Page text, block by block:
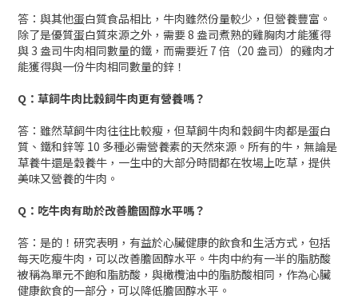
答：與其他蛋白質食品相比，牛肉雖然份量較少，但營養豐富。
除了是優質蛋白質來源之外，需要 8 盎司煮熟的雞胸肉才能獲得
與 3 盎司牛肉相同數量的鐵，而需要近 7 倍（20 盎司）的雞肉才
能獲得與一份牛肉相同數量的鋅！
Q：草飼牛肉比穀飼牛肉更有營養嗎？
答：雖然草飼牛肉往往比較瘦，但草飼牛肉和穀飼牛肉都是蛋白
質、鐵和鋅等 10 多種必需營養素的天然來源。所有的牛，無論是
草養牛還是穀養牛，一生中的大部分時間都在牧場上吃草，提供
美味又營養的牛肉。
Q：吃牛肉有助於改善膽固醇水平嗎？
答：是的！研究表明，有益於心臟健康的飲食和生活方式，包括
每天吃瘦牛肉，可以改善膽固醇水平。牛肉中約有一半的脂肪酸
被稱為單元不飽和脂肪酸，與橄欖油中的脂肪酸相同，作為心臟
健康飲食的一部分，可以降低膽固醇水平。